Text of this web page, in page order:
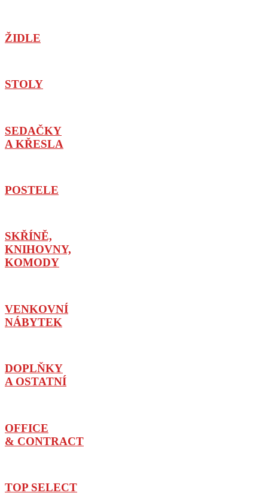
ŽIDLE
STOLY
SEDAČKY
A KŘESLA
POSTELE
SKŘÍNĚ,
KNIHOVNY,
KOMODY
VENKOVNÍ
NÁBYTEK
DOPLŇKY
A OSTATNÍ
OFFICE
& CONTRACT
TOP SELECT